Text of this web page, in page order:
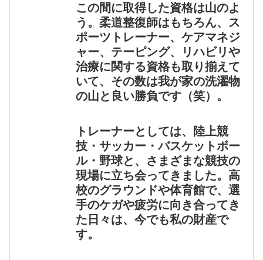
この間に取得した資格は山のよ
う。柔道整復師はもちろん、ス
ポーツトレーナー、ケアマネジ
ャー、テーピング、リハビリや
治療に関する資格も取り揃えて
いて、その数は我が家の洗濯物
の山と良い勝負です（笑）。
トレーナーとしては、陸上競
技・サッカー・バスケットボー
ル・野球と、さまざまな競技の
現場に立ち会ってきました。高
校のグラウンドや体育館で、選
手のケガや疲労に向き合ってき
た日々は、今でも私の財産で
す。